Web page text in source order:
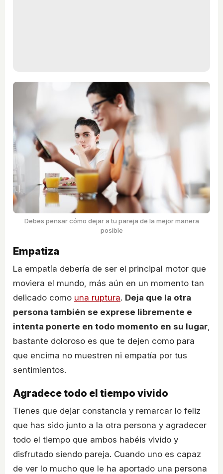
Debes pensar cómo dejar a tu pareja de la mejor manera
posible
Empatiza
La empatía debería de ser el principal motor que
moviera el mundo, más aún en un momento tan
delicado como una ruptura. Deja que la otra
persona también se exprese libremente e
intenta ponerte en todo momento en su lugar
bastante doloroso es que te dejen como para
que encima no muestren ni empatía por tus
sentimientos.
Agradece todo el tiempo vivido
Tienes que dejar constancia y remarcar lo feliz
que has sido junto a la otra persona y agradecer
todo el tiempo que ambos habéis vivido y
disfrutado siendo pareja. Cuando uno es capaz
de ver lo mucho que le ha aportado una persona